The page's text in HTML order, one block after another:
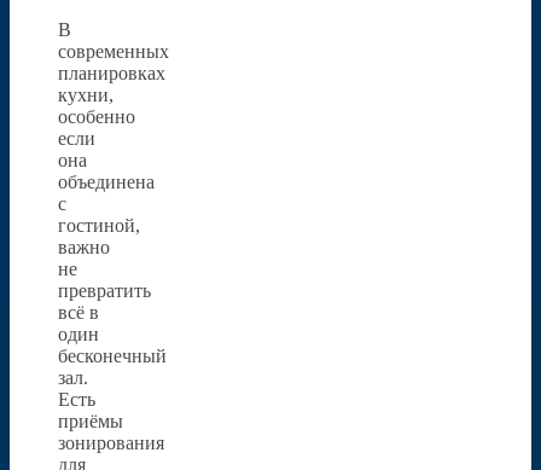
В
современных
планировках
кухни,
особенно
если
она
объединена
с
гостиной,
важно
не
превратить
всё в
один
бесконечный
зал.
Есть
приёмы
зонирования
для